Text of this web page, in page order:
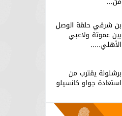
بن شرقي حلقة الوصل
بين عموتة ولاعبي
الأهلي.....
برشلونة يقترب من
استعادة جواو كانسيلو